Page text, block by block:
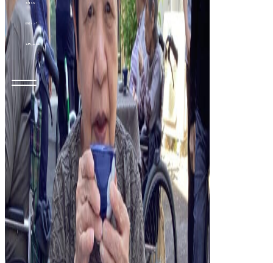
お知らせ
関連リンク
お問い合わせ